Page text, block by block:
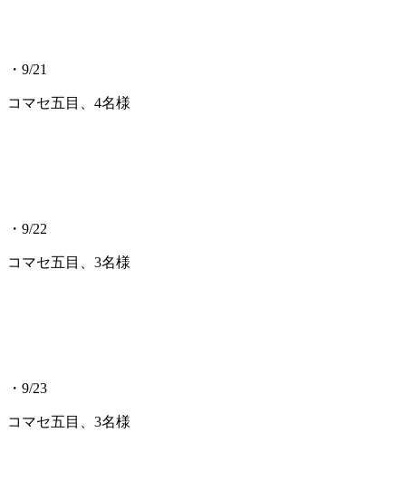
・9/21
コマセ五目、4名様
・9/22
コマセ五目、3名様
・9/23
コマセ五目、3名様